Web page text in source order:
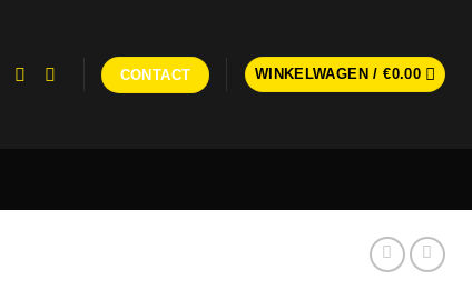
CONTACT WINKELWAGEN /€0.00